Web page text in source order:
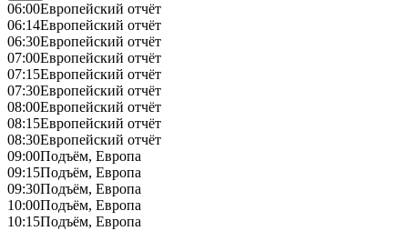
06:00Европейский отчёт
06:14Европейский отчёт
06:30Европейский отчёт
07:00Европейский отчёт
07:15Европейский отчёт
07:30Европейский отчёт
08:00Европейский отчёт
08:15Европейский отчёт
08:30Европейский отчёт
09:00Подъём, Европа
09:15Подъём, Европа
09:30Подъём, Европа
10:00Подъём, Европа
10:15Подъём, Европа